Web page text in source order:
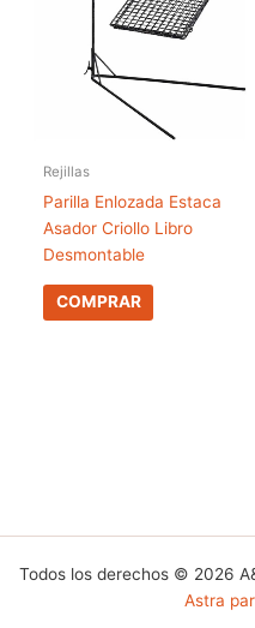
Rejillas
Parilla Enlozada Estaca
Asador Criollo Libro
Desmontable
COMPRAR
Todos los derechos © 2026
Astra